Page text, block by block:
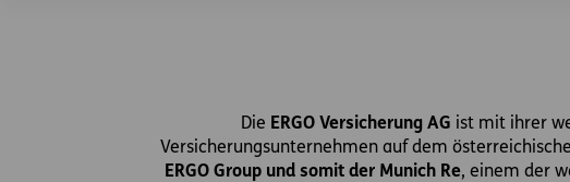
Die ERGO Versicherung AG ist mit ihrer
Versicherungsunternehmen auf dem
ERGO Group und somit der Munich Re, einem der